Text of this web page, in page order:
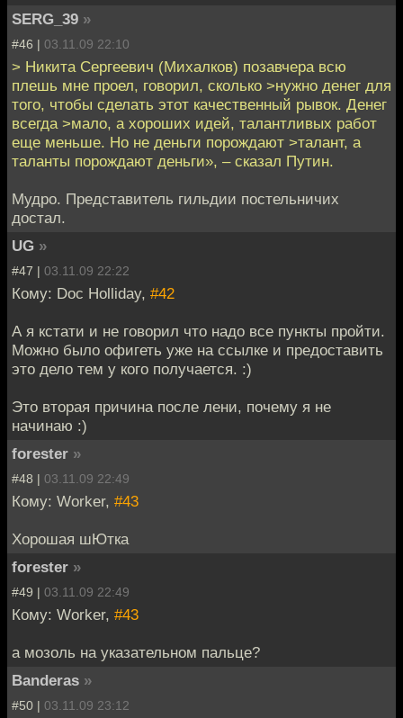
SERG_39 »
#46 | 03.11.09 22:10
> Никита Сергеевич (Михалков) позавчера всю
плешь мне проел, говорил, сколько >нужно денег для
того, чтобы сделать этот качественный рывок. Денег
всегда >мало, а хороших идей, талантливых работ
еще меньше. Но не деньги порождают >талант, а
таланты порождают деньги», – сказал Путин.
Мудро. Представитель гильдии постельничих
достал.
UG »
#47 | 03.11.09 22:22
Кому: Doc Holliday, #42
А я кстати и не говорил что надо все пункты пройти.
Можно было офигеть уже на ссылке и предоставить
это дело тем у кого получается. :)
Это вторая причина после лени, почему я не
начинаю :)
forester »
#48 | 03.11.09 22:49
Кому: Worker, #43
Хорошая шЮтка
forester »
#49 | 03.11.09 22:49
Кому: Worker, #43
а мозоль на указательном пальце?
Banderas »
#50 | 03.11.09 23:12